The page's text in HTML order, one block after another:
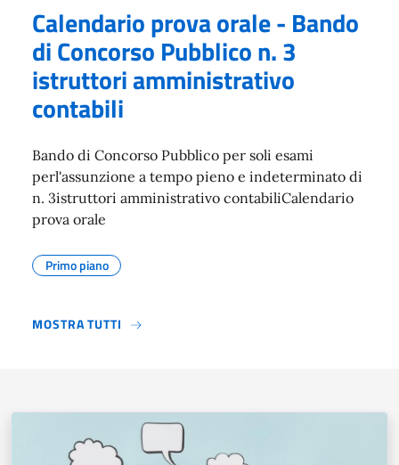
Calendario prova orale - Bando
di Concorso Pubblico n. 3
istruttori amministrativo
contabili
Bando di Concorso Pubblico per soli esami
perl'assunzione a tempo pieno e indeterminato di
n. 3istruttori amministrativo contabiliCalendario
prova orale
Primo piano
MOSTRA TUTTI